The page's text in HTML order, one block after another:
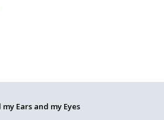
my Ears and my Eyes